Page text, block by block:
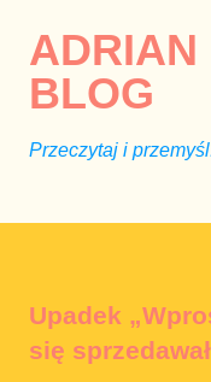
ADRIAN
BLOG
Przeczytaj i
Upadek
się